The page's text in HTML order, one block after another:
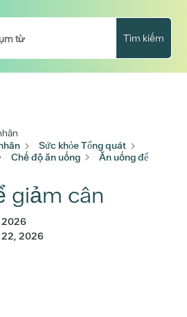
Tìm kiếm
Sức khỏe Tổng quát
Chế độ ăn uống
Ăn uống để
giảm cân
2026
22, 2026